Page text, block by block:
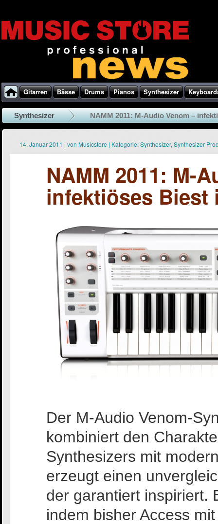
Gitarren Bässe Drums Pianos Synthesizer
Synthesizer NAMM 2011: M-Audio Venom –
14. Januar 2011 | von Musicstore | Kategorie:Synthesizer, Synthesizer
NAMM 2011: M-
infektiöses Biest
Der M-Audio Venom-
kombiniert den
Synthesizers mit
erzeugt einen
der garantiert inspiriert.
indem bisher Access